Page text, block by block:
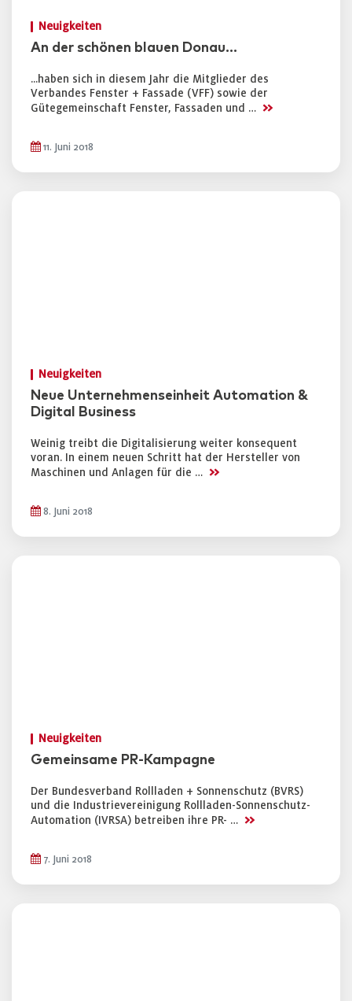
Neuigkeiten
An der schönen blauen Donau...
...haben sich in diesem Jahr die Mitglieder des
Verbandes Fenster + Fassade (VFF) sowie der
Gütegemeinschaft Fenster, Fassaden und … >>
11. Juni 2018
Neuigkeiten
Neue Unternehmenseinheit Automation &
Digital Business
Weinig treibt die Digitalisierung weiter konsequent
voran. In einem neuen Schritt hat der Hersteller von
Maschinen und Anlagen für die … >>
8. Juni 2018
Neuigkeiten
Gemeinsame PR-Kampagne
Der Bundesverband Rollladen + Sonnenschutz (BVRS)
und die Industrievereinigung Rollladen-Sonnenschutz-
Automation (IVRSA) betreiben ihre PR- … >>
7. Juni 2018